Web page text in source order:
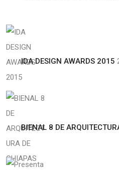
IDA DESIGN AWARDS 2015
BIENAL 8 DE